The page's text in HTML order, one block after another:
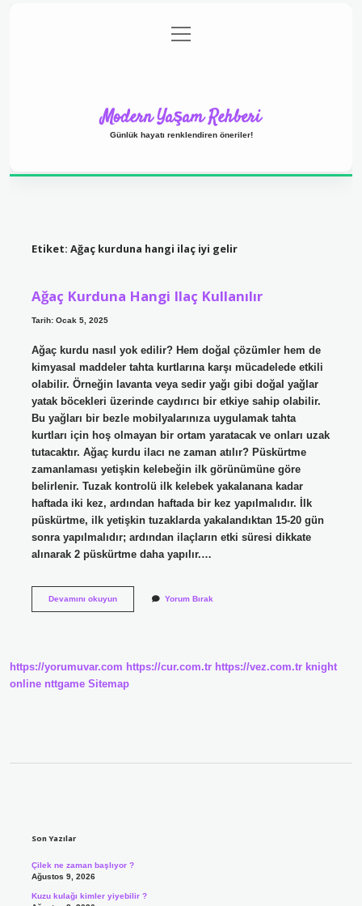
Gizlilik Politikası
menüyü
aç
Modern Yaşam Rehberi
Günlük hayatı renklendiren öneriler!
Etiket: Ağaç kurduna hangi ilaç iyi gelir
Ağaç Kurduna Hangi Ilaç Kullanılır
Tarih: Ocak 5, 2025
Ağaç kurdu nasıl yok edilir? Hem doğal çözümler hem de
kimyasal maddeler tahta kurtlarına karşı mücadelede etkili
olabilir. Örneğin lavanta veya sedir yağı gibi doğal yağlar
yatak böcekleri üzerinde caydırıcı bir etkiye sahip olabilir.
Bu yağları bir bezle mobilyalarınıza uygulamak tahta
kurtları için hoş olmayan bir ortam yaratacak ve onları uzak
tutacaktır. Ağaç kurdu ilacı ne zaman atılır? Püskürtme
zamanlaması yetişkin kelebeğin ilk görünümüne göre
belirlenir. Tuzak kontrolü ilk kelebek yakalanana kadar
haftada iki kez, ardından haftada bir kez yapılmalıdır. İlk
püskürtme, ilk yetişkin tuzaklarda yakalandıktan 15-20 gün
sonra yapılmalıdır; ardından ilaçların etki süresi dikkate
alınarak 2 püskürtme daha yapılır.…
Devamını okuyunAğaç
Yorum Bırak
https://yorumuvar.com https://cur.com.tr https://vez.com.tr knight
online nttgame Sitemap
Son Yazılar
Çilek ne zaman başlıyor ?
Ağustos 9, 2026
Kuzu kulağı kimler yiyebilir ?